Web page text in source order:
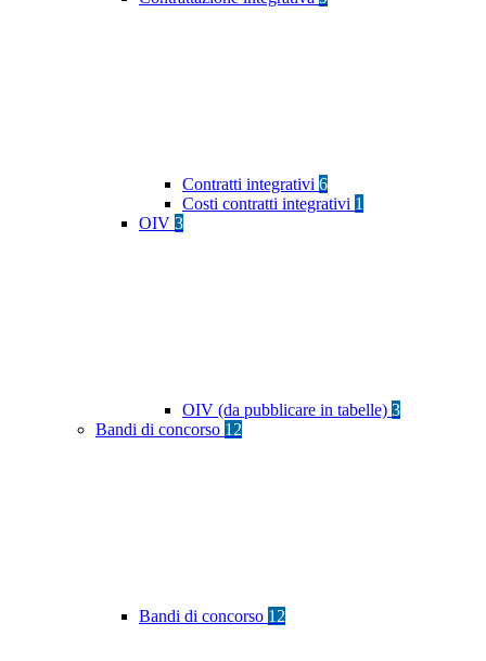
Contratti integrativi 6
Costi contratti integrativi 1
OIV 3
OIV (da pubblicare in tabelle) 3
Bandi di concorso 12
Bandi di concorso 12